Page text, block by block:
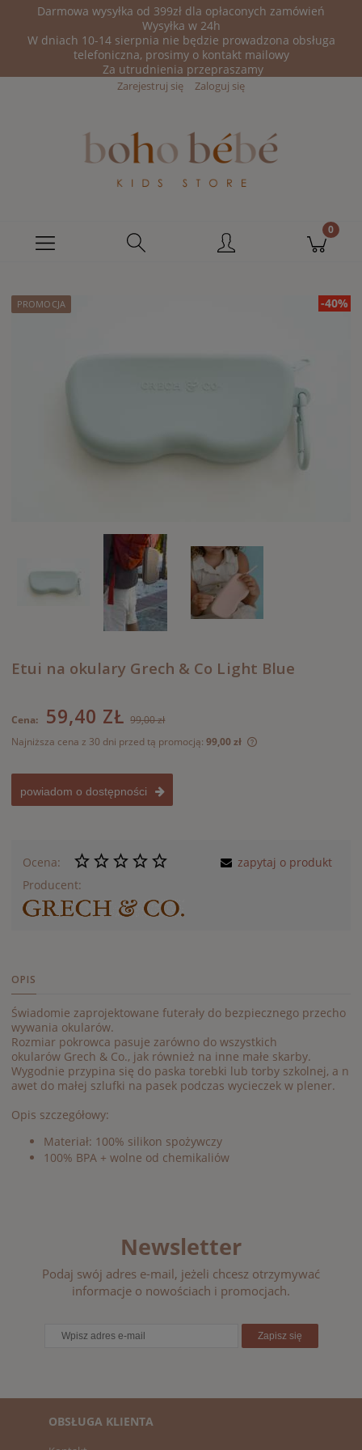
Darmowa wysyłka od 399zł dla opłaconych zamówień
Wysyłka w 24h
W dniach 10-14 sierpnia nie będzie prowadzona obsługa
telefoniczna, prosimy o kontakt mailowy
Za utrudnienia przepraszamy
Zarejestruj się Zaloguj się
PROMOCJA -40%
Etui na okulary Grech & Co Light Blue
Cena: 59,40 ZŁ 99,00 zł
Najniższa cena z 30 dni przed tą promocją: 99,00 zł
powiadom o dostępności
Ocena:
Producent:
zapytaj o produkt
OPIS
Świadomie zaprojektowane futerały do bezpiecznego przecho
wywania okularów.
Rozmiar pokrowca pasuje zarówno do wszystkich
okularów Grech & Co., jak również na inne małe skarby.
Wygodnie przypina się do paska torebki lub torby szkolnej, a n
awet do małej szlufki na pasek podczas wycieczek w plener.
Opis szczegółowy:
Materiał: 100% silikon spożywczy
100% BPA + wolne od chemikaliów
Newsletter
Podaj swój adres e-mail, jeżeli chcesz otrzymywać
informacje o nowościach i promocjach.
Zapisz się
OBSŁUGA KLIENTA